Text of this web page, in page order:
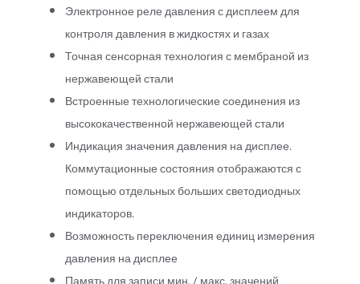
Электронное реле давления с дисплеем для
контроля давления в жидкостях и газах
Точная сенсорная технология с мембраной из
нержавеющей стали
Встроенные технологические соединения из
высококачественной нержавеющей стали
Индикация значения давления на дисплее.
Коммутационные состояния отображаются с
помощью отдельных больших светодиодных
индикаторов.
Возможность переключения единиц измерения
давления на дисплее